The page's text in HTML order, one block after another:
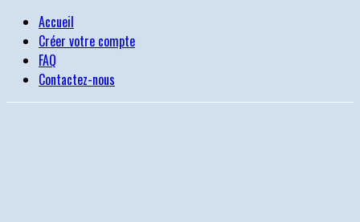
Accueil
Créer votre compte
FAQ
Contactez-nous